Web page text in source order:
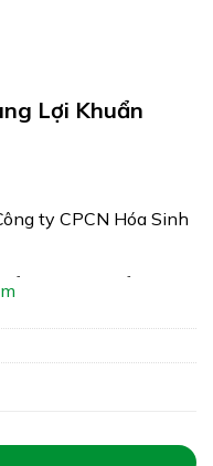
Lợi Khuẩn
ty CPCN Hóa Sinh
sung lợi khuẩn